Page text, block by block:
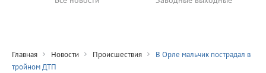
Главная Новости Происшествия
В Орле мальчик пострадал в
тройном ДТП